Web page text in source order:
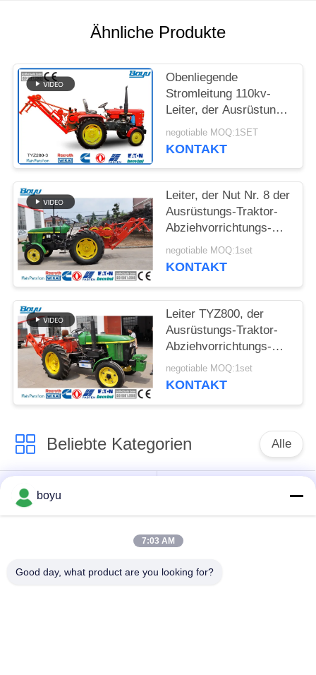
PRIVACY
POLICY
Ähnliche Produkte
Obenliegende
Stromleitung 110kv-
Leiter, der Ausrüstung
OPGW ADSS, Kabel-
Traktor-
negotiable MOQ:1SET
KONTAKT
Leiter, der Nut Nr. 8 der
Ausrüstungs-Traktor-
Abziehvorrichtungs-
TYZ800 aufreiht
negotiable MOQ:1set
KONTAKT
Leiter TYZ800, der
Ausrüstungs-Traktor-
Abziehvorrichtungs-
Abziehvorrichtungs-
Rad-Durchmesser
negotiable MOQ:1set
KONTAKT
Beliebte Kategorien Alle
Übertragungsleitung,
die Ausrüstung
Spannung, die
Gegendrehdrahtseil
boyu
7:03 AM
Good day, what product are you looking for?